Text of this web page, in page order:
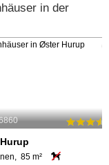
in der
85 m²